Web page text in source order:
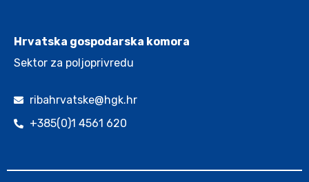
Hrvatska gospodarska komora
Sektor za poljoprivredu
ribahrvatske@hgk.hr
+385(0)1 4561 620